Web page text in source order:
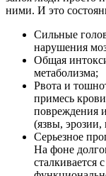
ними. И это
Сильные
нарушения
Общая
метаболизма;
Рвота и
примесь
повреждения
(язвы, эрозии,
Серьезное
На фоне
сталкивается